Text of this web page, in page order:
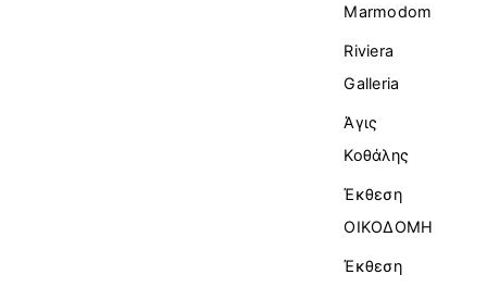
Marmodom
Riviera
Galleria
Άγις
Κοθάλης
Έκθεση
ΟΙΚΟΔΟΜΗ
Έκθεση